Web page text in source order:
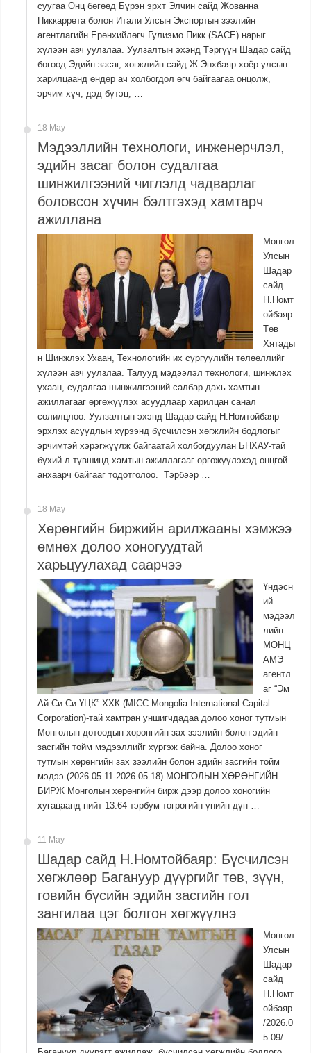
суугаа Онц бөгөөд Бүрэн эрхт Элчин сайд Жованна
Пиккаррета болон Итали Улсын Экспортын зээлийн
агентлагийн Ерөнхийлөгч Гулиэмо Пикк (SACE) нарыг
хүлээн авч уулзлаа. Уулзалтын эхэнд Тэргүүн Шадар сайд
бөгөөд Эдийн засаг, хөгжлийн сайд Ж.Энхбаяр хоёр улсын
харилцаанд өндөр ач холбогдол өгч байгаагаа онцолж,
эрчим хүч, дэд бүтэц, …
18 May
Мэдээллийн технологи, инженерчлэл,
эдийн засаг болон судалгаа
шинжилгээний чиглэлд чадварлаг
боловсон хүчин бэлтгэхэд хамтарч
ажиллана
Монгол
Улсын
Шадар
сайд
Н.Номт
ойбаяр
Төв
Хятады
н Шинжлэх Ухаан, Технологийн их сургуулийн төлөөллийг
хүлээн авч уулзлаа. Талууд мэдээлэл технологи, шинжлэх
ухаан, судалгаа шинжилгээний салбар дахь хамтын
ажиллагааг өргөжүүлэх асуудлаар харилцан санал
солилцлоо. Уулзалтын эхэнд Шадар сайд Н.Номтойбаяр
эрхлэх асуудлын хүрээнд бүсчилсэн хөгжлийн бодлогыг
эрчимтэй хэрэгжүүлж байгаатай холбогдуулан БНХАУ-тай
бүхий л түвшинд хамтын ажиллагааг өргөжүүлэхэд онцгой
анхаарч байгааг тодотголоо. ​ Тэрбээр …
18 May
Хөрөнгийн биржийн арилжааны хэмжээ
өмнөх долоо хоногуудтай
харьцуулахад саарчээ
Үндэсн
ий
мэдээл
лийн
МОНЦ
АМЭ
агентл
аг “Эм
Ай Си Си ҮЦК” ХХК (MICC Mongolia International Capital
Corporation)-тай хамтран уншигчдадаа долоо хоног тутмын
Монголын дотоодын хөрөнгийн зах зээлийн болон эдийн
засгийн тойм мэдээллийг хүргэж байна. Долоо хоног
тутмын хөрөнгийн зах зээлийн болон эдийн засгийн тойм
мэдээ (2026.05.11-2026.05.18) МОНГОЛЫН ХӨРӨНГИЙН
БИРЖ​ Монголын хөрөнгийн бирж дээр долоо хоногийн
хугацаанд нийт 13.64 тэрбум төгрөгийн үнийн дүн …
11 May
Шадар сайд Н.Номтойбаяр: Бүсчилсэн
хөгжлөөр Багануур дүүргийг төв, зүүн,
говийн бүсийн эдийн засгийн гол
зангилаа цэг болгон хөгжүүлнэ
Монгол
Улсын
Шадар
сайд
Н.Номт
ойбаяр
/2026.0
5.09/